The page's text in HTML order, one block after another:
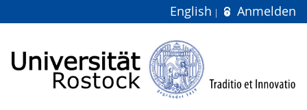
English Anmelden